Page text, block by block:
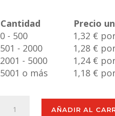
Cantidad
Precio
0 - 500
1,32 €
501 - 2000
1,28 €
2001 - 5000
1,24 €
5001 o más
1,18 €
AÑADIR AL